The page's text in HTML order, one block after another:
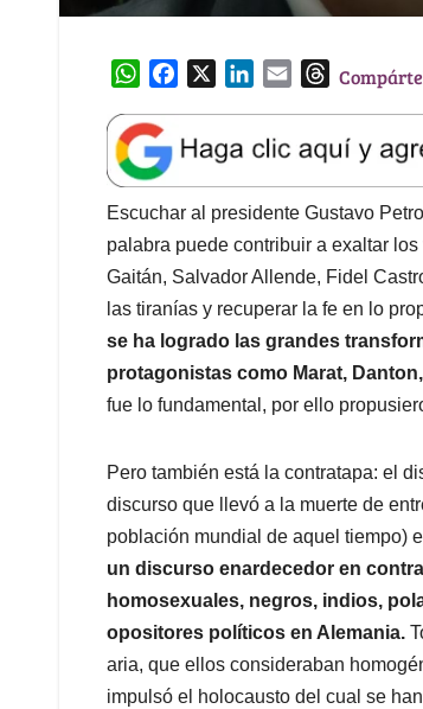
W
a
t
s
A
p
p
e
b
o
o
k
k
e
d
I
n
l
T
e
a
d
s
Escuchar al presidente Gustavo
palabra puede contribuir a exaltar
Gaitán, Salvador Allende, Fidel
las tiranías y recuperar la fe en lo
se ha logrado las grandes
protagonistas como Marat,
fue lo fundamental, por ello
Pero también está la contratapa: el
discurso que llevó a la muerte de
población mundial de aquel tiempo)
un discurso enardecedor en
homosexuales, negros, indios,
opositores políticos en Alemania.
aria, que ellos consideraban
impulsó el holocausto del cual se